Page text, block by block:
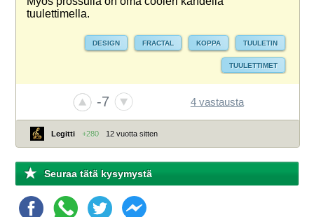
tuulettimella.
DESIGN FRACTAL KOPPA TUULETIN
TUULETTIMET
-7 4 vastausta
Legitti +280 12 vuotta sitten
Seuraa tätä kysymystä